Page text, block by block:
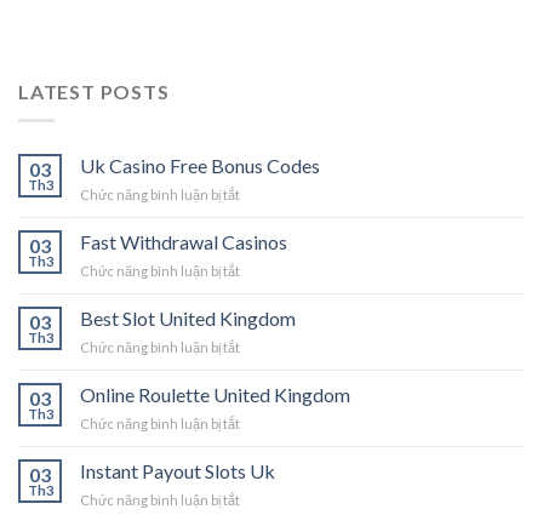
LATEST POSTS
03
Th3
Uk Casino Free Bonus Codes
Chức năng bình luận bị tắtở
Casino
Bonus
03
Th3
Fast Withdrawal Casinos
Chức năng bình luận bị tắtở
Withdrawal
Casinos
03
Th3
Best Slot United Kingdom
Chức năng bình luận bị tắtở
Slot
Kingdom
03
Th3
Online Roulette United Kingdom
Chức năng bình luận bị tắtở
Roulette
Kingdom
03
Th3
Instant Payout Slots Uk
Chức năng bình luận bị tắtở